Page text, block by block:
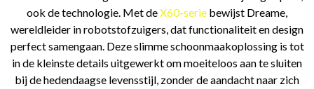
ook de technologie. Met deX60-serie bewijst Dreame,
wereldleider in robotstofzuigers, dat functionaliteit en design
perfect samengaan. Deze slimme schoonmaakoplossing is tot
in de kleinste details uitgewerkt om moeiteloos aan te sluiten
bij de hedendaagse levensstijl, zonder de aandacht naar zich